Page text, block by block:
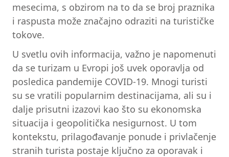
mesecima, s obzirom na to da se broj praznika
i raspusta može značajno odraziti na turističke
tokove.
U svetlu ovih informacija, važno je napomenuti
da se turizam u Evropi još uvek oporavlja od
posledica pandemije COVID-19. Mnogi turisti
su se vratili popularnim destinacijama, ali su i
dalje prisutni izazovi kao što su ekonomska
situacija i geopolitička nesigurnost. U tom
kontekstu, prilagođavanje ponude i privlačenje
stranih turista postaje ključno za oporavak i